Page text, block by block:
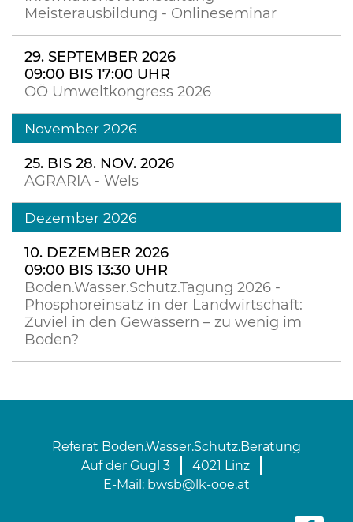
Meisterausbildung - Onlineseminar
29. SEPTEMBER 2026
09:00 BIS 17:00 UHR
OÖ Umweltkongress 2026
November 2026
25. BIS 28. NOV. 2026
AGRARIA - Wels
Dezember 2026
10. DEZEMBER 2026
09:00 BIS 13:30 UHR
Boden.Wasser.Schutz.Tagung 2026 -
Phosphoreinsatz in der Landwirtschaft:
Zuviel in den Gewässern – zu wenig im
Boden?
Referat Boden.Wasser.Schutz.Beratung
Auf der Gugl 3
4021 Linz
E-Mail: bwsb@lk-ooe.at